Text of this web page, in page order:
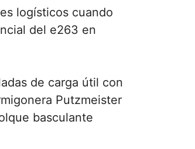
logísticos cuando
del e263 en
de carga útil con
Putzmeister
basculante